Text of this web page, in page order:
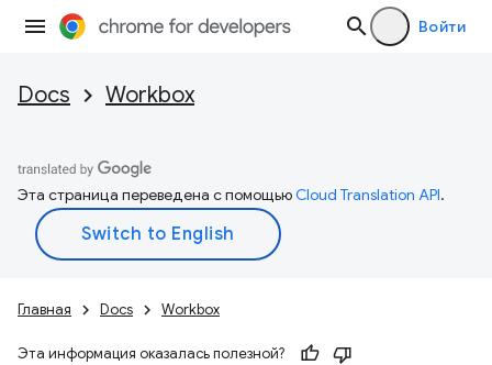
Войти
Docs Workbox
Эта страница переведена с помощьюCloud Translation API.
Главная Docs Workbox
Эта информация оказалась полезной?